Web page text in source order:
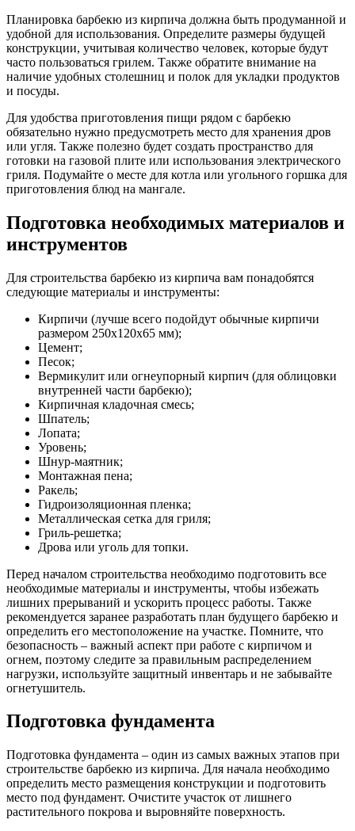
Планировка барбекю из кирпича должна быть продуманной и
удобной для использования. Определите размеры будущей
конструкции, учитывая количество человек, которые будут
часто пользоваться грилем. Также обратите внимание на
наличие удобных столешниц и полок для укладки продуктов
и посуды.
Для удобства приготовления пищи рядом с барбекю
обязательно нужно предусмотреть место для хранения дров
или угля. Также полезно будет создать пространство для
готовки на газовой плите или использования электрического
гриля. Подумайте о месте для котла или угольного горшка для
приготовления блюд на мангале.
Подготовка необходимых материалов и
инструментов
Для строительства барбекю из кирпича вам понадобятся
следующие материалы и инструменты:
Кирпичи (лучше всего подойдут обычные кирпичи
размером 250х120х65 мм);
Цемент;
Песок;
Вермикулит или огнеупорный кирпич (для облицовки
внутренней части барбекю);
Кирпичная кладочная смесь;
Шпатель;
Лопата;
Уровень;
Шнур-маятник;
Монтажная пена;
Ракель;
Гидроизоляционная пленка;
Металлическая сетка для гриля;
Гриль-решетка;
Дрова или уголь для топки.
Перед началом строительства необходимо подготовить все
необходимые материалы и инструменты, чтобы избежать
лишних прерываний и ускорить процесс работы. Также
рекомендуется заранее разработать план будущего барбекю и
определить его местоположение на участке. Помните, что
безопасность – важный аспект при работе с кирпичом и
огнем, поэтому следите за правильным распределением
нагрузки, используйте защитный инвентарь и не забывайте
огнетушитель.
Подготовка фундамента
Подготовка фундамента – один из самых важных этапов при
строительстве барбекю из кирпича. Для начала необходимо
определить место размещения конструкции и подготовить
место под фундамент. Очистите участок от лишнего
растительного покрова и выровняйте поверхность.